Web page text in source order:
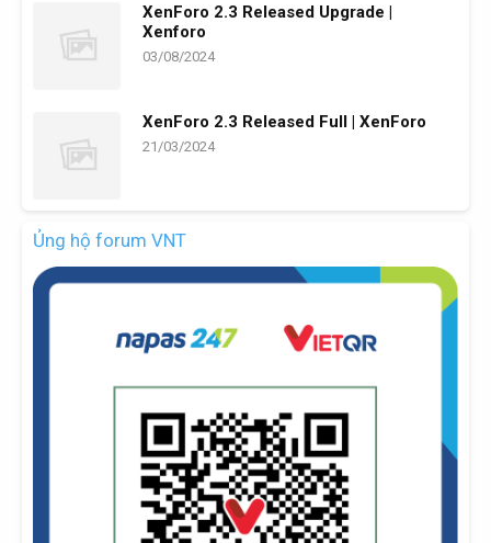
XenForo 2.3 Released Upgrade |
Xenforo
03/08/2024
XenForo 2.3 Released Full | XenForo
21/03/2024
Ủng hộ forum VNT